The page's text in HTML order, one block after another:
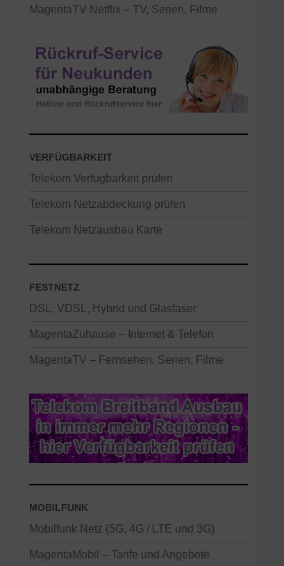
MagentaTV Netflix – TV, Serien, Filme
VERFÜGBARKEIT
Telekom Verfügbarkeit prüfen
Telekom Netzabdeckung prüfen
Telekom Netzausbau Karte
FESTNETZ
DSL, VDSL, Hybrid und Glasfaser
MagentaZuhause – Internet & Telefon
MagentaTV – Fernsehen, Serien, Filme
MOBILFUNK
Mobilfunk Netz (5G, 4G / LTE und 3G)
MagentaMobil – Tarife und Angebote